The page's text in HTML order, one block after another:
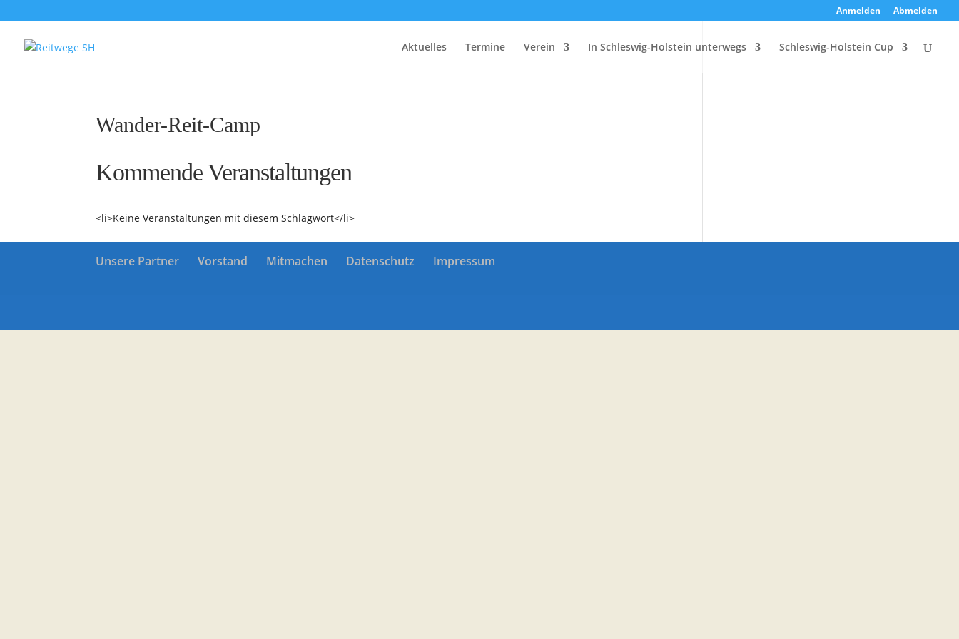
Anmelden Abmelden
Aktuelles Termine Verein In Schleswig-Holstein unterwegs Schleswig-Holstein Cup
Wander-Reit-Camp
Kommende Veranstaltungen
<li>Keine Veranstaltungen mit diesem Schlagwort</li>
Unsere Partner Vorstand Mitmachen Datenschutz Impressum